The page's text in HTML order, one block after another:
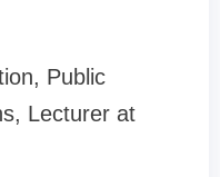
Public
Lecturer at